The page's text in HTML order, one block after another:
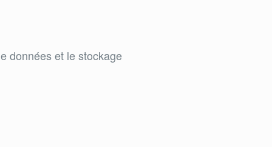
données et le stockage